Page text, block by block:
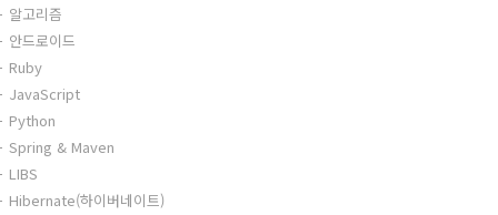
알고리즘
안드로이드
Ruby
JavaScript
Python
Spring & Maven
LIBS
Hibernate(하이버네이트)